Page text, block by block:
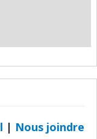
| Nous joindre